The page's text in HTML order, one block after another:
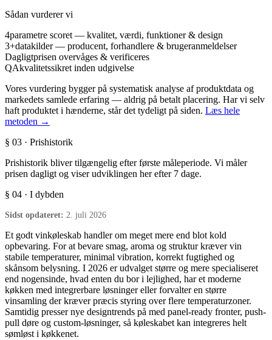
Sådan vurderer vi
4parametre scoret — kvalitet, værdi, funktioner & design
3+datakilder — producent, forhandlere & brugeranmeldelser
Dagligtprisen overvåges & verificeres
QAkvalitetssikret inden udgivelse
Vores vurdering bygger på systematisk analyse af produktdata og
markedets samlede erfaring — aldrig på betalt placering. Har vi selv
haft produktet i hænderne, står det tydeligt på siden. Læs hele
metoden →
§ 03 · Prishistorik
Prishistorik bliver tilgængelig efter første måleperiode. Vi måler
prisen dagligt og viser udviklingen her efter 7 dage.
§ 04 · I dybden
Sidst opdateret: 2. juli 2026
Et godt vinkøleskab handler om meget mere end blot kold
opbevaring. For at bevare smag, aroma og struktur kræver vin
stabile temperaturer, minimal vibration, korrekt fugtighed og
skånsom belysning. I 2026 er udvalget større og mere specialiseret
end nogensinde, hvad enten du bor i lejlighed, har et moderne
køkken med integrerbare løsninger eller forvalter en større
vinsamling der kræver præcis styring over flere temperaturzoner.
Samtidig presser nye designtrends på med panel-ready fronter, push-
pull døre og custom-løsninger, så køleskabet kan integreres helt
sømløst i køkkenet.